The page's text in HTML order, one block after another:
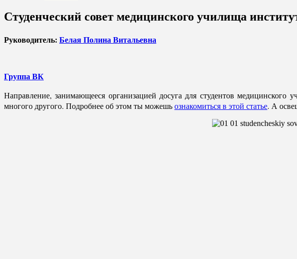
Студенческий совет медицинского училища
Руководитель: Белая Полина Витальевна
Группа ВК
Направление, занимающееся организацией досуга для студентов
многого другого. Подробнее об этом ты можешьознакомиться в этой статье. А